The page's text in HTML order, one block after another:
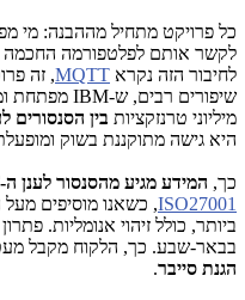
כל פרויקט מתחיל מההבנה: מי
לקשר אותם לפלטפורמה החכמה
לחיבור הזה נקרא MQTT, זה
שיפורים רבים, ש-IBM מפתחת
מיליוני טרנזקציות בין הסנסורים
היא גישה מתוקננת בשוק
כך, המידע מגיע מהסנסור לענן ה-
ISO27001, כשאנו מוסיפים
ביותר, כולל זיהוי אנומליות.
בבאר-שבע. כך, הלקוח מקבל
הגנת סייבר.